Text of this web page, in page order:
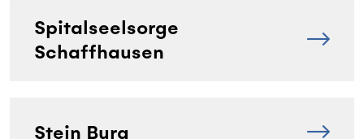
Spitalseelsorge
Schaffhausen
Stein Burg